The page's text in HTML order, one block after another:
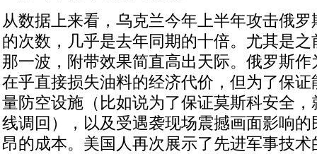
从数据上来看，乌克兰今年上半年攻击俄
的次数，几乎是去年同期的十倍。尤其是
那一波，附带效果简直高出天际。俄罗斯
在乎直接损失油料的经济代价，但为了保
量防空设施（比如说为了保证莫斯科安全，
线调回），以及受遇袭现场震撼画面影响
昂的成本。美国人再次展示了先进军事技